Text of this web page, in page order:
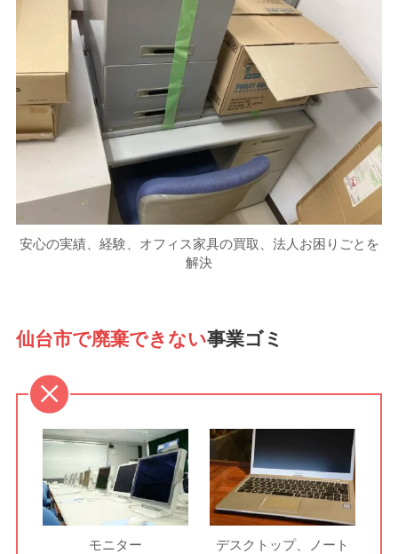
安心の実績、経験、オフィス家具の買取、法人お困りごとを
解決
仙台市で廃棄できない事業ゴミ
モニター
デスクトップ、ノート